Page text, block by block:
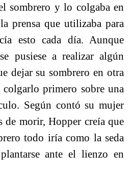
sombrero y lo colgaba en
prensa que utilizaba para
esto cada día. Aunque
pusiese a realizar algún
dejar su sombrero en otra
primero sobre una
Según contó su mujer
de morir, Hopper creía que
todo iría como la seda
ante el lienzo en